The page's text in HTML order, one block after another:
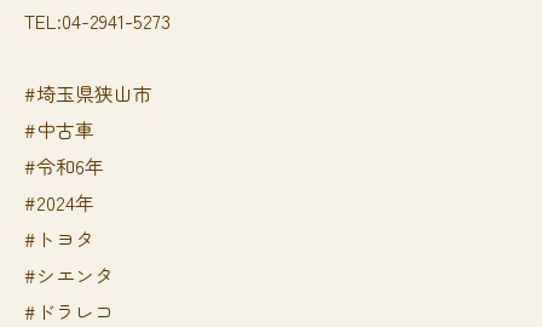
TEL:04-2941-5273
#埼玉県狭山市
#中古車
#令和6年
#2024年
#トヨタ
#シエンタ
#ドラレコ